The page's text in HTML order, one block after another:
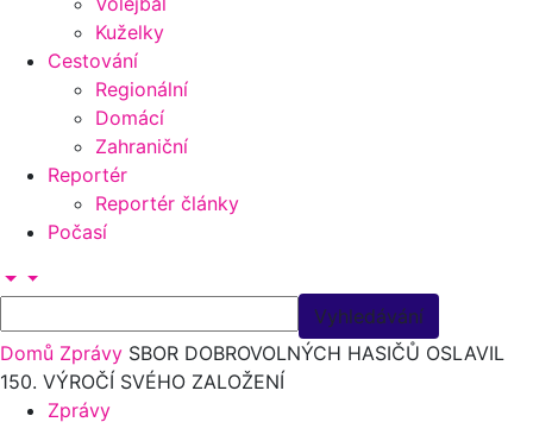
Kuželky
Cestování
Regionální
Domácí
Zahraniční
Reportér
Reportér články
Počasí
Domů Zprávy SBOR DOBROVOLNÝCH HASIČŮ OSLAVIL
150. VÝROČÍ SVÉHO ZALOŽENÍ
Zprávy